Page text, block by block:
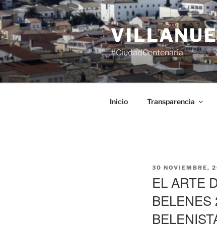
Saltar
al
contenido
#CiudadCentenaria
Inicio Transparencia
PUBLICADO
30 NOVIEMBRE,
EL ARTE
BELENES